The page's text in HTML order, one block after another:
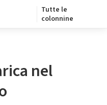
Tutte le
colonnine
nel